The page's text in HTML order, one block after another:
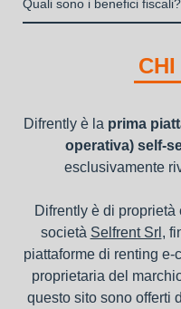
della
Quali sono i benefici fiscali?
nel bilancio, poiché i
canoni di noleggio
Difrently è la prima
operativa) self-
esclusivamente
Difrently è di
società Selfrent Srl ,
piattaforme di renting
proprietaria del
questo sito sono offerti